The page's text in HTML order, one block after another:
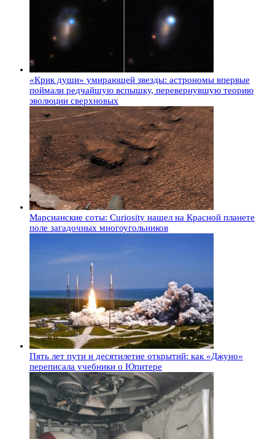
«Крик души» умирающей звезды: астрономы впервые
поймали редчайшую вспышку, перевернувшую теорию
эволюции сверхновых
Марсианские соты: Curiosity нашел на Красной планете
поле загадочных многоугольников
Пять лет пути и десятилетие открытий: как «Джуно»
переписала учебники о Юпитере